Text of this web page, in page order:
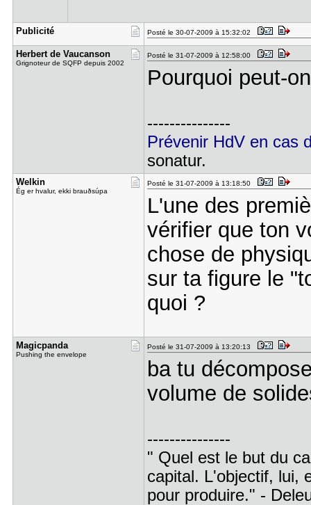
Publicité Posté le 30-07-2009 à 15:32:02
Herbert de​ Vaucanson
Grignoteur de SQFP depuis 2002
Posté le 31-07-2009 à 12:58:00
Pourquoi peut-
---------------
Prévenir HdV en cas
sonatur.
Welkin
Ég er hvalur, ekki brauðsúpa
Posté le 31-07-2009 à 13:18:50
L'une des
vérifier que ton
chose de
sur ta figure le
quoi ?
Magicpanda
Pushing the envelope
Posté le 31-07-2009 à 13:20:13
ba tu
volume de
---------------
" Quel est le but du
capital. L'objectif, lui,
pour produire." -